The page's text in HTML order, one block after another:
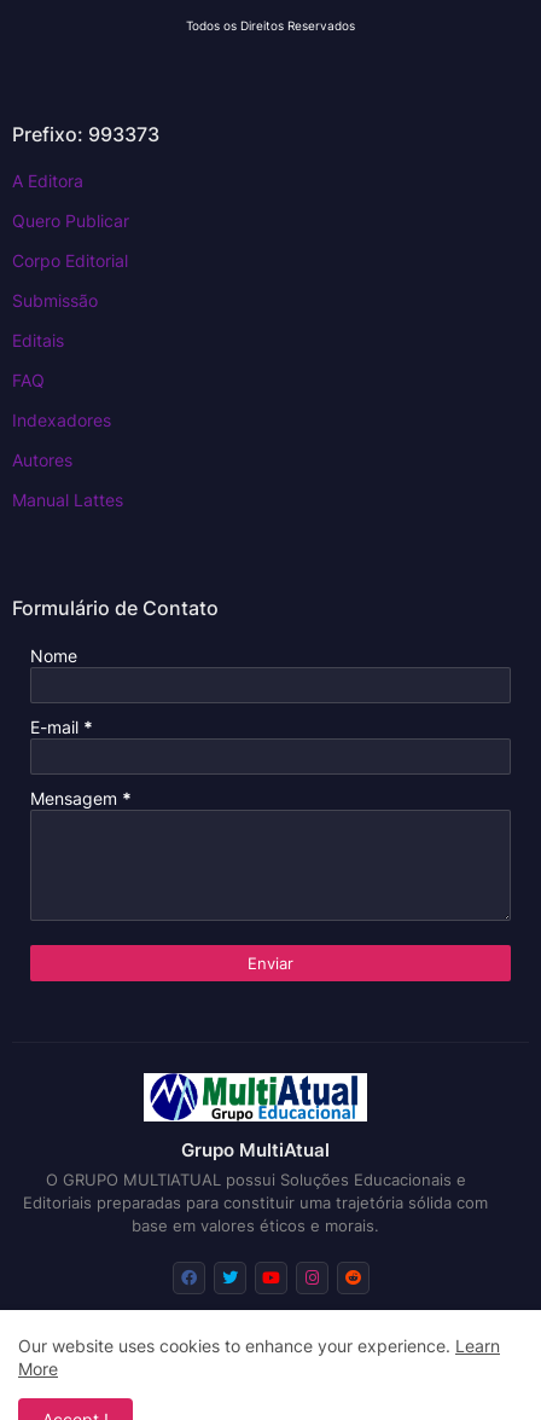
Todos os Direitos Reservados
Prefixo: 993373
A Editora
Quero Publicar
Corpo Editorial
Submissão
Editais
FAQ
Indexadores
Autores
Manual Lattes
Formulário de Contato
Nome
E-mail *
Mensagem *
Grupo MultiAtual
O GRUPO MULTIATUAL possui Soluções Educacionais e
Editoriais preparadas para constituir uma trajetória sólida com
base em valores éticos e morais.
Free Blogger Templates
Our website uses cookies to enhance your experience. Learn
More